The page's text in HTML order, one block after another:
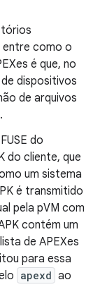
entre como o
é que, no
dispositivos
de arquivos
do
do cliente, que
um sistema
é transmitido
pela pVM com
contém um
de APEXes
para essa
apexd ao